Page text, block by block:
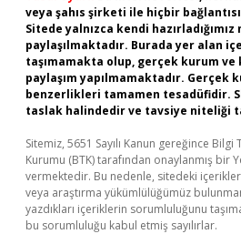
veya şahıs şirketi ile hiçbir
Sitede yalnızca kendi
paylaşılmaktadır. Burada yer alan
taşımamakta olup, gerçek kurum ve
paylaşım yapılmamaktadır. Gerçek
benzerlikleri tamamen tesadüfidir.
taslak halindedir ve tavsiye niteliği
Sitemiz, 5651 Sayılı Kanun gereğince
Kurumu (BTK) tarafından onaylanmış bir
vermektedir. Bu nedenle, sitedeki
veya araştırma yükümlülüğümüz
yazdıkları içeriklerin sorumluluğunu
bu sorumluluğu kabul etmiş sayılırlar.